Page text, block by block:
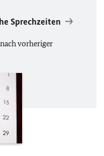
Sprechzeiten
vorheriger